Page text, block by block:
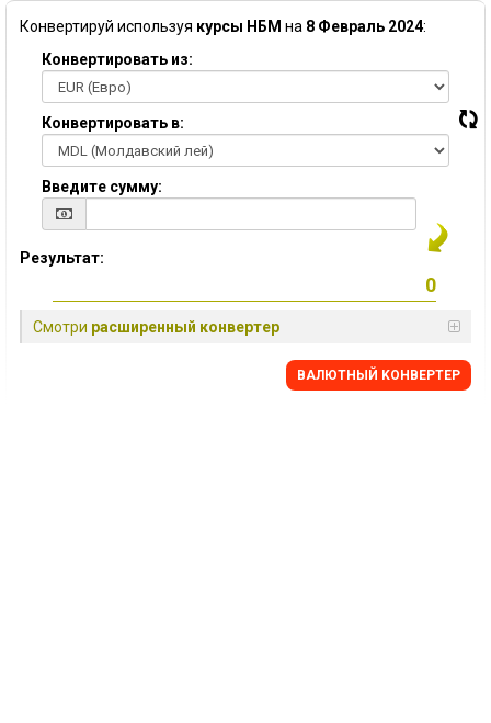
Конвертируй используя курсы НБМ на 8 Февраль 2024:
Конвертировать из:
Конвертировать в:
Введите сумму:
Результат:
Смотри расширенный конвертер
BАЛЮТНЫЙ KОНВЕРТЕР